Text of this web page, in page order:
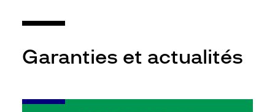
Garanties et actualités
-